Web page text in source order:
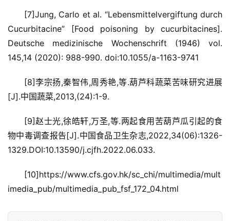
[7]Jung, Carlo et al. “Lebensmittelvergiftung durch
Cucurbitacine” [Food poisoning by cucurbitacines].
Deutsche medizinische Wochenschrift (1946) vol.
145,14 (2020): 988-990. doi:10.1055/a-1163-9741
[8]李宗扬,秦智伟,周秀艳,等.葫芦科蔬菜苦味研究进展
[J].中国蔬菜,2013,(24):1-9.
[9]赵士光,徐皓轩,万圣,等.两起食用苦葫芦瓜引起的食
物中毒调查报告[J].中国食品卫生杂志,2022,34(06):1326-
1329.DOI:10.13590/j.cjfh.2022.06.033.
[10]https://www.cfs.gov.hk/sc_chi/multimedia/mult
imedia_pub/multimedia_pub_fsf_172_04.html